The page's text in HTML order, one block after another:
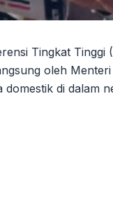
Tingkat Tinggi
oleh Menteri
di dalam